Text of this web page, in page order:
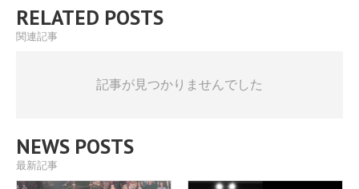
RELATED POSTS
関連記事
記事が見つかりませんでした
NEWS POSTS
最新記事